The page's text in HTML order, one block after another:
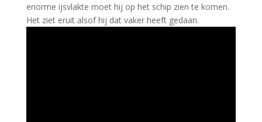
enorme ijsvlakte moet hij op het schip zien te komen.
Het ziet eruit alsof hij dat vaker heeft gedaan.